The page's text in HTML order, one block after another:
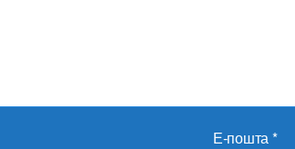
Е-пошта*